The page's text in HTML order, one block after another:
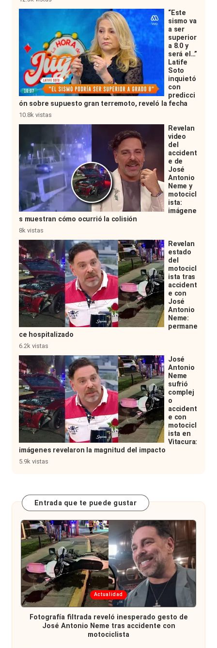
“Este
sismo va
a ser
superior
a 8.0 y
será el…”
Latife
Soto
inquietó
con
predicci
ón sobre supuesto gran terremoto, reveló la fecha
10.8k vistas
Revelan
video
del
accident
e de
José
Antonio
Neme y
motocicl
ista:
imágene
s muestran cómo ocurrió la colisión
8k vistas
Revelan
estado
del
motocicl
ista tras
accident
e con
José
Antonio
Neme:
permane
ce hospitalizado
6.2k vistas
José
Antonio
Neme
sufrió
complej
o
accident
e con
motocicl
ista en
Vitacura:
imágenes revelaron la magnitud del impacto
5.9k vistas
Entrada que te puede gustar
Publicada
en
Actualidad
Fotografía filtrada reveló inesperado gesto de
José Antonio Neme tras accidente con
motociclista